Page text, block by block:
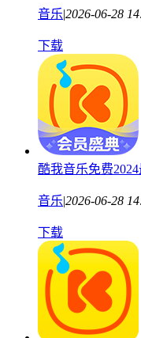
音乐|2026-06-28
下载
酷我音乐免费
音乐|2026-06-28
下载